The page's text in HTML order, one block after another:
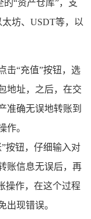
“资产仓库”，支
坊、USDT等，以
击“充值”按钮，选
地址，之后，在交
准确无误地转账到
作。
按钮，仔细输入对
账信息无误后，再
操作，在这个过程
出现错误。